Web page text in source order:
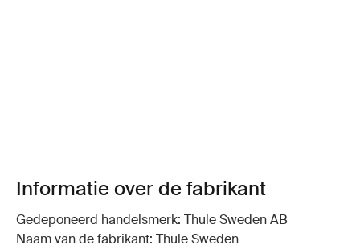
Informatie over de fabrikant
Gedeponeerd handelsmerk: Thule Sweden AB
Naam van de fabrikant: Thule Sweden